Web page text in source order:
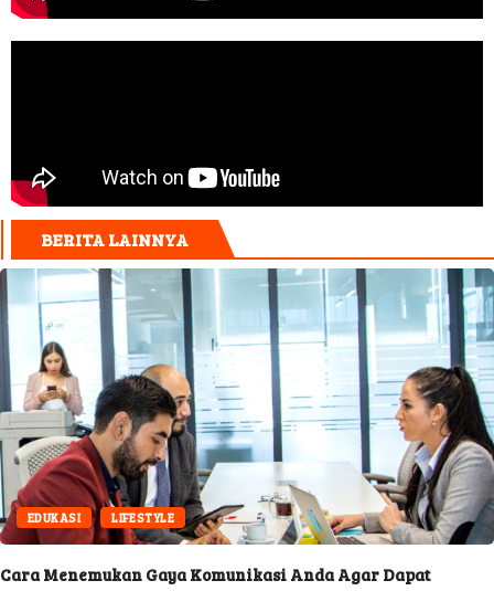
BERITA LAINNYA
EDUKASI LIFESTYLE
Cara Menemukan Gaya Komunikasi Anda Agar Dapat